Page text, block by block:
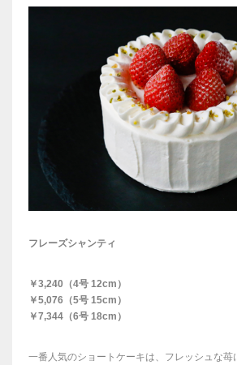
フレーズシャンティ
￥3,240（4号 12cm）
￥5,076（5号 15cm）
￥7,344（6号 18cm）
一番人気のショートケーキは、フレッシュな苺